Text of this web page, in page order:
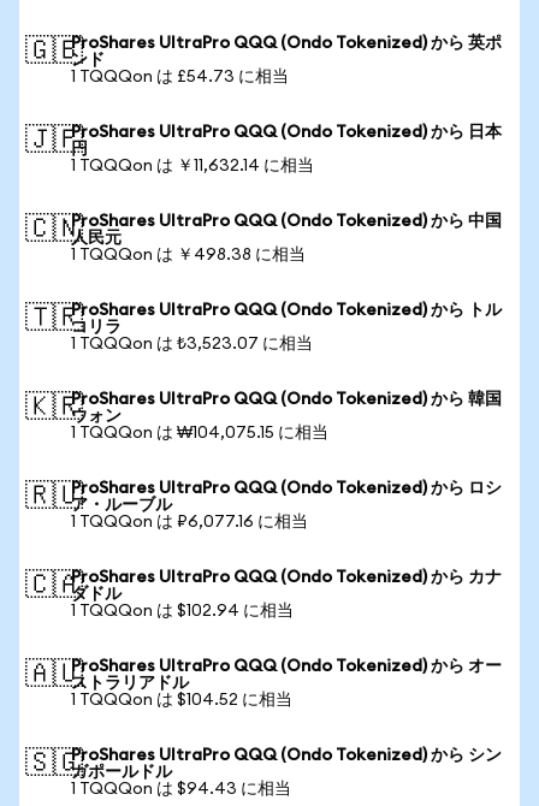
🇬🇧ProShares UltraPro QQQ (Ondo Tokenized) から 英ポ
ンド
1 TQQQon は £54.73 に相当
🇯🇵ProShares UltraPro QQQ (Ondo Tokenized) から 日本
円
1 TQQQon は ￥11,632.14 に相当
🇨🇳ProShares UltraPro QQQ (Ondo Tokenized) から 中国
人民元
1 TQQQon は ￥498.38 に相当
🇹🇷ProShares UltraPro QQQ (Ondo Tokenized) から トル
コリラ
1 TQQQon は ₺3,523.07 に相当
🇰🇷ProShares UltraPro QQQ (Ondo Tokenized) から 韓国
ウォン
1 TQQQon は ₩104,075.15 に相当
🇷🇺ProShares UltraPro QQQ (Ondo Tokenized) から ロシ
ア・ルーブル
1 TQQQon は ₽6,077.16 に相当
🇨🇦ProShares UltraPro QQQ (Ondo Tokenized) から カナ
ダドル
1 TQQQon は $102.94 に相当
🇦🇺ProShares UltraPro QQQ (Ondo Tokenized) から オー
ストラリアドル
1 TQQQon は $104.52 に相当
🇸🇬ProShares UltraPro QQQ (Ondo Tokenized) から シン
ガポールドル
1 TQQQon は $94.43 に相当